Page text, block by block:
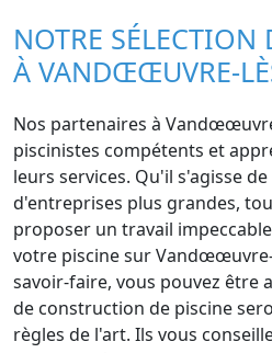
NOTRE SÉLECTION
À VANDŒŒUVRE-
Nos partenaires à
piscinistes compétents et
leurs services. Qu'il s'agisse
d'entreprises plus grandes,
proposer un travail
votre piscine sur
savoir-faire, vous pouvez être
de construction de piscine
règles de l'art. Ils vous